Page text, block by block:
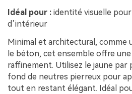
Idéal pour : identité visuelle
d’intérieur
Minimal et architectural, comme
le béton, cet ensemble offre
raffinement. Utilisez le jaune
fond de neutres pierreux pour
tout en restant élégant. Idéal